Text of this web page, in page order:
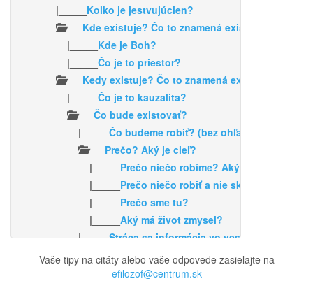
|_____ Kolko je jestvujúcien?
Kde existuje? Čo to znamená existovať v
|_____ Kde je Boh?
|_____ Čo je to priestor?
Kedy existuje? Čo to znamená existovať v čase
|_____ Čo je to kauzalita?
Čo bude existovať?
|_____ Čo budeme robiť? (bez ohľadu nato, čo
Prečo? Aký je cieľ?
|_____ Prečo niečo robíme? Aký je cieľ toho
|_____ Prečo niečo robiť a nie skôr nič?
|_____ Prečo sme tu?
|_____ Aký má život zmysel?
|_____Stráca sa informácia vo vesmíre /čiernych
Čo existovalo?
Žil som v minulých životoch?
Vaše tipy na citáty alebo vaše odpovede zasielajte na
efilozof@centrum.sk